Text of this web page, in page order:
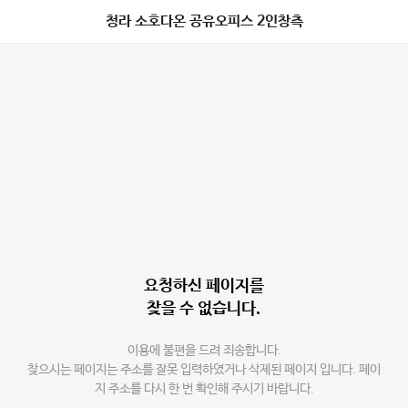
청라 소호다온 공유오피스 2인창측
요청하신 페이지를
찾을 수 없습니다.
이용에 불편을 드려 죄송합니다.
찾으시는 페이지는 주소를 잘못 입력하였거나 삭제된 페이지 입니다. 페이
지 주소를 다시 한 번 확인해 주시기 바랍니다.